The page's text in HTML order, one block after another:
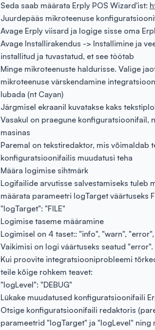
Seda saab määrata Erply POS Wizard'ist:
Juurdepääs mikroteenuse
Avage Erply viisard ja logige sisse oma
Avage Installirakendus -> Installimine ja
installitud ja tuvastatud, et see töötab
Minge mikroteenuste haldurisse. Valige
mikroteenuse värskendamine
lubada (nt Cayan)
Järgmisel ekraanil kuvatakse kaks
Vasakul on praegune konfiguratsioonifail,
masinas
Paremal on tekstiredaktor, mis võimaldab
konfiguratsioonifailis muudatusi teha
Määra logimise sihtmärk
Logifailide arvutisse salvestamiseks tuleb
määrata parameetri logTarget väärtuseks
"logTarget": "FILE"
Logimise taseme määramine
Logimisel on 4 taset:: "info", "warn",
Vaikimisi on logi väärtuseks seatud "error".
Kui proovite integratsiooniprobleemi
teile kõige rohkem teavet:
"logLevel": "DEBUG"
Lükake muudatused konfiguratsioonifaili
Otsige konfiguratsioonifaili redaktoris
parameetrid "logTarget" ja "logLevel" ning